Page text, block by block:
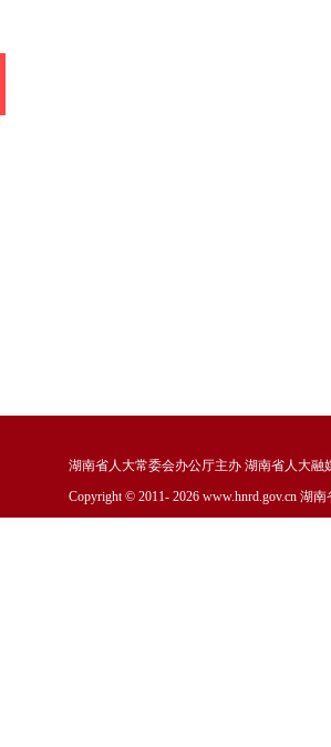
湖南省人大常委会办公厅主办 湖南省人大融
Copyright © 2011- 2026 www.hnrd.gov.cn 湖